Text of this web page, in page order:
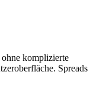
komplizierte
Spreads